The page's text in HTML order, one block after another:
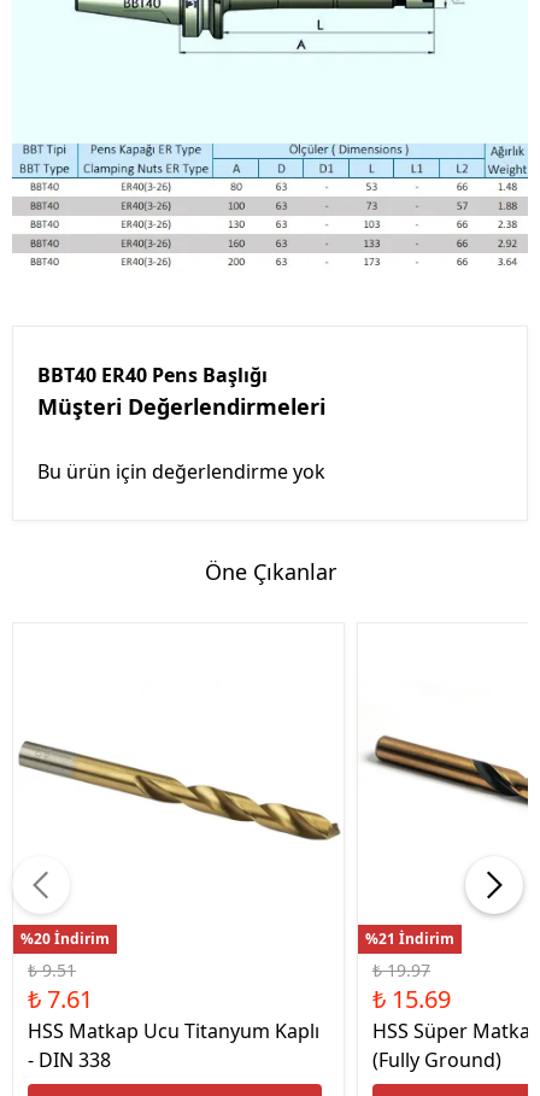
BBT40 ER40 Pens Başlığı
Müşteri Değerlendirmeleri
Bu ürün için değerlendirme yok
Öne Çıkanlar
%20 İndirim
₺ 9.51
₺ 7.61
HSS Matkap Ucu Titanyum Kaplı
- DIN 338
%21 İndirim
₺ 19.97
₺ 15.69
HSS Süper
(Fully Ground)